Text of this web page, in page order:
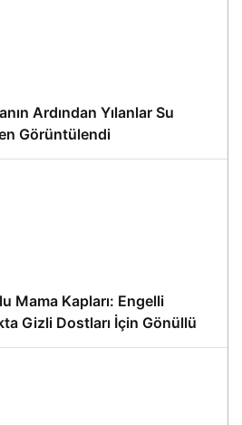
Ardından Yılanlar Su
Görüntülendi
Mama Kapları: Engelli
Gizli Dostları İçin Gönüllü